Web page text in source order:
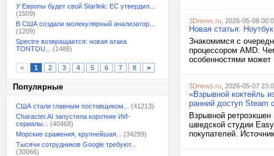
У Европы будет свой Starlink: ЕС утвердил...
(1509)
В США создали молекулярный анализатор...
(1209)
Spectre возвращается: новая атака
TONTOU...
(1488)
< 1 2 3 4 5 6 7 8 >
Популярные
США стали главным поставщиком...
(41213)
Character.AI запустила короткие ИИ-
сериалы...
(40468)
Морские сражения, крупнейшая...
(34299)
Тысячи сотрудников Google требуют...
(30066)
3Dnews.ru , 2026-05-08
Новая статья:
Знакомимся с
процессором AMD.
особенностями может
3Dnews.ru , 2026-05-07
«Взрывной коктейль
ранний доступ Steam
Взрывной ретроэкшен
шведской студии
покупателей.